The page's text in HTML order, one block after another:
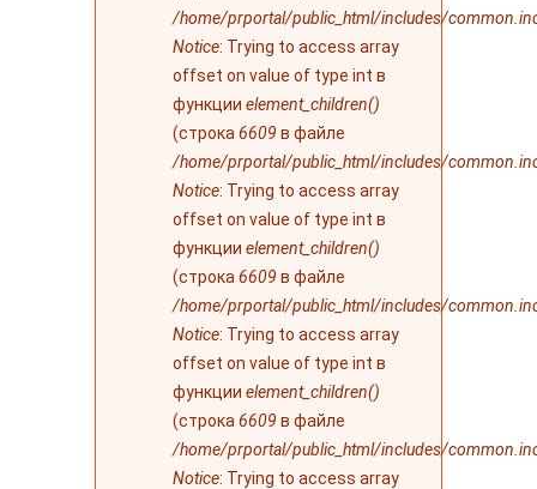
/home/prportal/public_html/includes/
Notice: Trying to access array
offset on value of type int в
функции element_children()
(строка 6609 в файле
/home/prportal/public_html/includes/
Notice: Trying to access array
offset on value of type int в
функции element_children()
(строка 6609 в файле
/home/prportal/public_html/includes/
Notice: Trying to access array
offset on value of type int в
функции element_children()
(строка 6609 в файле
/home/prportal/public_html/includes/
Notice: Trying to access array